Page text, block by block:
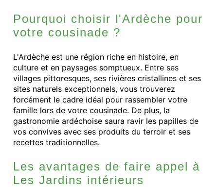
Pourquoi choisir l'Ardèche pour
votre cousinade ?
L'Ardèche est une région riche en histoire, en
culture et en paysages somptueux. Entre ses
villages pittoresques, ses rivières cristallines et ses
sites naturels exceptionnels, vous trouverez
forcément le cadre idéal pour rassembler votre
famille lors de votre cousinade. De plus, la
gastronomie ardéchoise saura ravir les papilles de
vos convives avec ses produits du terroir et ses
recettes traditionnelles.
Les avantages de faire appel à
Les Jardins intérieurs